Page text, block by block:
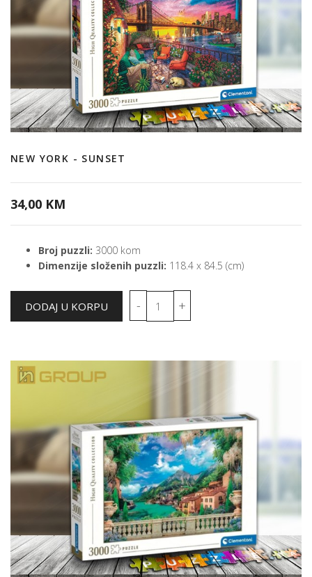
NEW YORK - SUNSET
34,00 KM
Broj puzzli: 3000 kom
Dimenzije složenih puzzli: 118.4 x 84.5 (cm)